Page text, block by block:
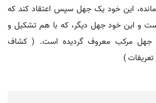
مانده، این خود یک جهل سپس اعتقاد کند که
و این خود جهل دیگر، که با هم تشکیل و
جهل مرکب معروف گردیده است. ( کشاف
)